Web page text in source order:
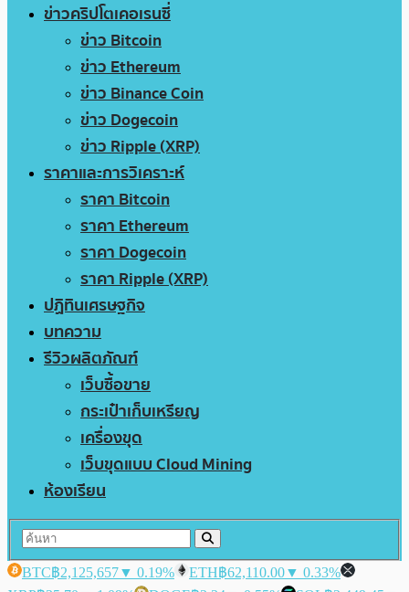
ข่าวคริปโตเคอเรนซี่
ข่าว Bitcoin
ข่าว Ethereum
ข่าว Binance Coin
ข่าว Dogecoin
ข่าว Ripple (XRP)
ราคาและการวิเคราะห์
ราคา Bitcoin
ราคา Ethereum
ราคา Dogecoin
ราคา Ripple (XRP)
ปฏิทินเศรษฐกิจ
บทความ
รีวิวผลิตภัณฑ์
เว็บซื้อขาย
กระเป๋าเก็บเหรียญ
เครื่องขุด
เว็บขุดแบบ Cloud Mining
ห้องเรียน
BTC฿2,125,657▼ 0.19% ETH฿62,110.00▼ 0.33%